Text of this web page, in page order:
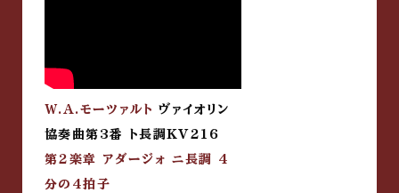
W.A.モーツァルトヴァイオリン
協奏曲第3番 ト長調KV216
第2楽章 アダージォ ニ長調 4
分の4拍子